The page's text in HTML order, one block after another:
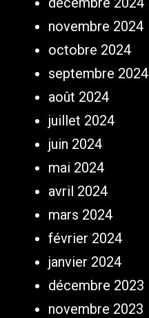
novembre 2024
octobre 2024
septembre 2024
août 2024
juillet 2024
juin 2024
mai 2024
avril 2024
mars 2024
février 2024
janvier 2024
décembre 2023
novembre 2023